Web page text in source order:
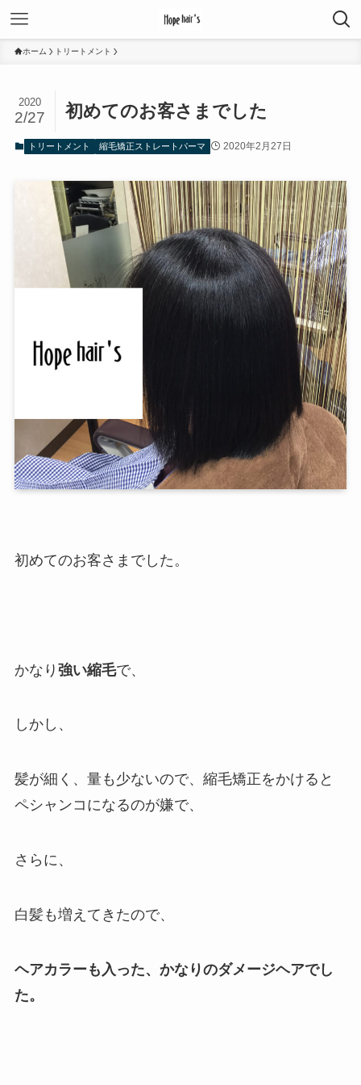
ホーム トリートメント
初めてのお客さまでした
2020
2/27
トリートメント 縮毛矯正ストレートパーマ 2020年2月27日
初めてのお客さまでした。
かなり 強い縮毛で、
しかし、
髪が細く、量も少ないので、縮毛矯正をかけると
ペシャンコになるのが嫌で、
さらに、
白髪も増えてきたので、
ヘアカラーも入った、かなりのダメージヘアでし
た。